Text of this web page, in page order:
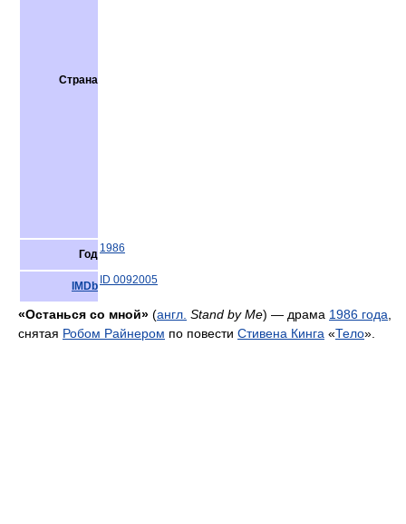
Страна
Год 1986
IMDb ID 0092005
«Останься со мной» (англ. Stand by Me) — драма 1986 года
снятая Робом Райнером по повести Стивена Кинга «Тело».